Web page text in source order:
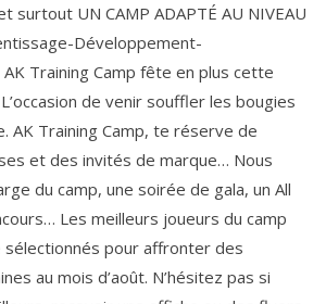
surtout UN CAMP ADAPTÉ AU NIVEAU
Développement-
Training Camp fête en plus cette
de venir souffler les bougies
AK Training Camp, te réserve de
et des invités de marque… Nous
du camp, une soirée de gala, un All
Les meilleurs joueurs du camp
pour affronter des
au mois d’août. N’hésitez pas si